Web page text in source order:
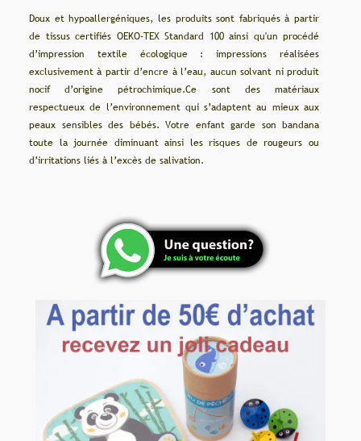
Doux et hypoallergéniques, les produits sont fabriqués à partir
de tissus certifiés OEKO-TEX Standard 100 ainsi qu'un procédé
d’impression textile écologique : impressions réalisées
exclusivement à partir d’encre à l’eau, aucun solvant ni produit
nocif d’origine pétrochimique.Ce sont des matériaux
respectueux de l’environnement qui s’adaptent au mieux aux
peaux sensibles des bébés. Votre enfant garde son bandana
toute la journée diminuant ainsi les risques de rougeurs ou
d’irritations liés à l’excès de salivation.